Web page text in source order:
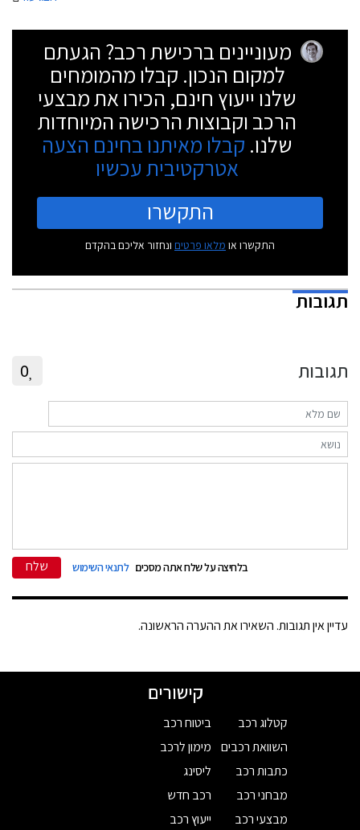
מעוניינים ברכישת רכב? הגעתם
למקום הנכון. קבלו מהמומחים
שלנו ייעוץ חינם, הכירו את מבצעי
הרכב וקבוצות הרכישה המיוחדות
שלנו. קבלו מאיתנו בחינם הצעה
אטרקטיבית עכשיו
התקשרו
התקשרו או מלאו פרטים ונחזור אליכם בהקדם
תגובות
תגובות 0
בלחיצה על שלח אתה מסכים לתנאי השימוש שלח
עדיין אין תגובות. השאירו את ההערה הראשונה.
קישורים
קטלוג רכב
השוואת רכבים
כתבות רכב
מבחני רכב
מבצעי רכב
ביטוח רכב
מימון לרכב
ליסינג
רכב חדש
ייעוץ רכב